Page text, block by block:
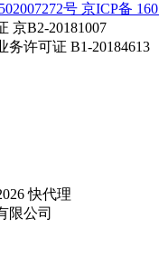
号 京ICP备
京B2-20181007
务许可证 B1-20184613
快代理
限公司